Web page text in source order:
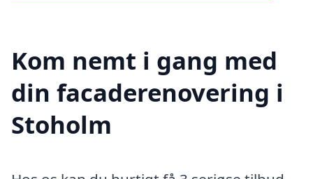
Kom nemt i gang med
din facaderenovering i
Stoholm